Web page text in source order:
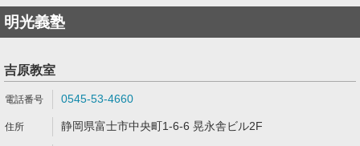
明光義塾
吉原教室
0545-53-4660
静岡県富士市中央町1-6-6 晃永舎ビル2F